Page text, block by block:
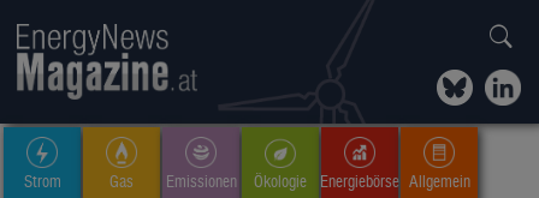
Strom Gas Emissionen Ökologie Energiebörse Allgemein